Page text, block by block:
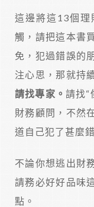
這邊將這13個理
觸，請把這本書
免，犯過錯誤的
注心思，那就持
請找專家。請找“
財務顧問，不然
道自己犯了甚麼錯
不論你想逃出財
請務必好好品味
點。